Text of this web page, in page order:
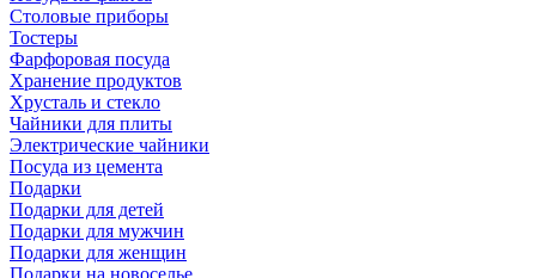
Столовые приборы
Тостеры
Фарфоровая посуда
Хранение продуктов
Хрусталь и стекло
Чайники для плиты
Электрические чайники
Посуда из цемента
Подарки
Подарки для детей
Подарки для мужчин
Подарки для женщин
Подарки на новоселье